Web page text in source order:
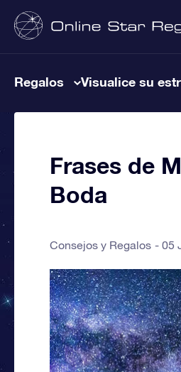
Regalos Visualice su
Frases de
Boda
Consejos y Regalos 05